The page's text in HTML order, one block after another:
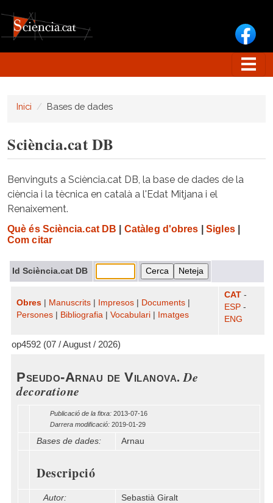
Inici Bases de dades
Sciència.cat DB
Benvinguts a Sciència.cat DB, la base de dades de la
ciència i la tècnica en català a l'Edat Mitjana i el
Renaixement.
Què és Sciència.cat DB Catàleg d'obres Sigles|
Com citar
Id Sciència.cat DB
Obres Manuscrits Impresos Documents
Persones
Bibliografia Vocabulari Imatges
CAT -
ESP -
ENG
op4592 (07 / August / 2026)
Pseudo-Arnau de Vilanova.De
decoratione
Publicació de la fitxa: 2013-07-16
Darrera modificació: 2019-01-29
Bases de dades: Arnau
Descripció
Autor: Sebastià Giralt